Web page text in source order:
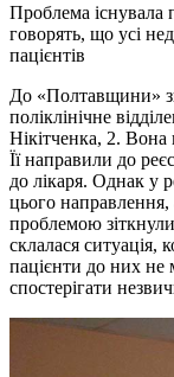
Проблема існувала
говорять, що усі
пацієнтів
До «Полтавщини»
поліклінічне
Нікітченка, 2.
Її направили до
до лікаря. Однак у
цього
проблемою
склалася ситуація,
пацієнти до них не
спостерігати